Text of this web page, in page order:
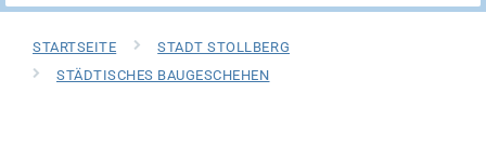
STARTSEITE
STADT STOLLBERG
STÄDTISCHES BAUGESCHEHEN